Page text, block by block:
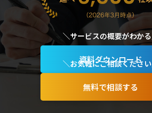
サービスの​概要が​わかる
資料ダウンロード
お気軽に​ご相談ください​
無料で相談する